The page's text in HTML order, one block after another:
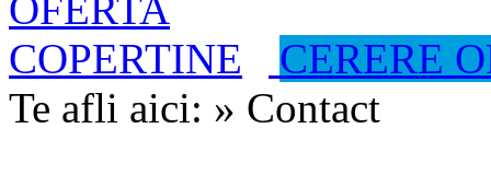
CERERE
Te afli aici: » Contact